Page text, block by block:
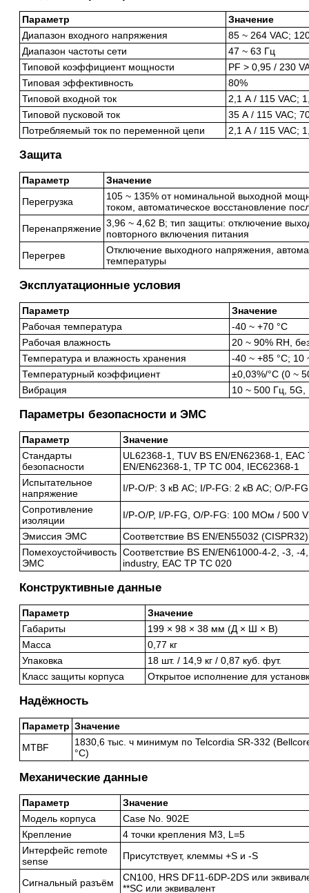
Параметр
Значение
Диапазон входного напряжения
85 ~ 264 VAC;
Диапазон частоты сети
47 ~ 63 Гц
Типовой коэффициент мощности
PF > 0,95 / 230
Типовая эффективность
80%
Типовой входной ток
2,1 А / 115 VAC;
Типовой пусковой ток
35 А / 115 VAC;
Потребляемый ток по переменной цепи
2,1 А / 115 VAC;
Защита
Параметр
Значение
Перегрузка
105 ~ 135% от номинальной выходной
током, автоматическое восстановление
Перенапряжение 3,96 ~ 4,62 В; тип защиты: отключение
повторного включения питания
Перегрев
Отключение выходного напряжения,
температуры
Эксплуатационные условия
Параметр
Значение
Рабочая температура
-40 ~ +70 °C
Рабочая влажность
20 ~ 90% RH,
Температура и влажность хранения
-40 ~ +85 °C; 10
Температурный коэффициент
±0,03%/°C (0 ~
Вибрация
10 ~ 500 Гц,
Параметры безопасности и ЭМС
Параметр
Значение
Стандарты
безопасности
UL62368-1, TUV BS EN/EN62368-1,
EN/EN62368-1, TP TC 004, IEC62368-1
Испытательное
напряжение
I/P-O/P: 3 кВ AC; I/P-FG: 2 кВ AC; O/P-
Сопротивление
изоляции
I/P-O/P, I/P-FG, O/P-FG: 100 МОм / 500
Эмиссия ЭМС
Соответствие BS EN/EN55032
Помехоустойчивость
ЭМС
Соответствие BS EN/EN61000-4-2, -3, -
industry, EAC TP TC 020
Конструктивные данные
Параметр
Значение
Габариты
199 × 98 × 38 мм (Д × Ш × В)
Масса
0,77 кг
Упаковка
18 шт. / 14,9 кг / 0,87 куб. фут.
Класс защиты корпуса
Открытое исполнение для
Надёжность
Параметр Значение
MTBF
1830,6 тыс. ч минимум по Telcordia SR-332
°C)
Механические данные
Параметр
Значение
Модель корпуса
Case No. 902E
Крепление
4 точки крепления M3, L=5
Интерфейс remote
sense
Присутствует, клеммы +S и -S
Сигнальный разъём
CN100, HRS DF11-6DP-2DS или
**SC или эквивалент